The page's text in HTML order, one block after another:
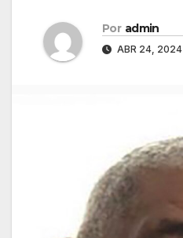
Por admin
ABR 24, 2024